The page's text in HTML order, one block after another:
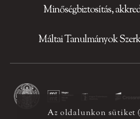
Minőségbiztosítás,
Máltai Tanulmányok
Az oldalunkon sütiket